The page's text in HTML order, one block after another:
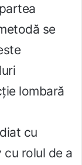
se
lombară
cu
rolul de a